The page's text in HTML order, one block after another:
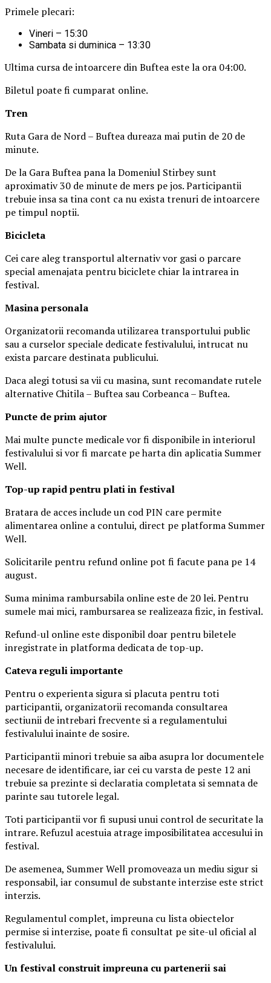
Primele plecari:
Vineri – 15:30
Sambata si duminica – 13:30
Ultima cursa de intoarcere din Buftea este la ora 04:00.
Biletul poate fi cumparat online.
Tren
Ruta Gara de Nord – Buftea dureaza mai putin de 20 de
minute.
De la Gara Buftea pana la Domeniul Stirbey sunt
aproximativ 30 de minute de mers pe jos. Participantii
trebuie insa sa tina cont ca nu exista trenuri de intoarcere
pe timpul noptii.
Bicicleta
Cei care aleg transportul alternativ vor gasi o parcare
special amenajata pentru biciclete chiar la intrarea in
festival.
Masinapersonala
Organizatorii recomanda utilizarea transportului public
sau a curselor speciale dedicate festivalului, intrucat nu
exista parcare destinata publicului.
Daca alegi totusi sa vii cu masina, sunt recomandate rutele
alternative Chitila – Buftea sau Corbeanca – Buftea.
Puncte de prim ajutor
Mai multe puncte medicale vor fi disponibile in interiorul
festivalului si vor fi marcate pe harta din aplicatia Summer
Well.
Top-up rapid pentru plati in festival
Bratara de acces include un cod PIN care permite
alimentarea online a contului, direct pe platforma Summer
Well.
Solicitarile pentru refund online pot fi facute pana pe 14
august.
Suma minima rambursabila online este de 20 lei. Pentru
sumele mai mici, rambursarea se realizeaza fizic, in festival.
Refund-ul online este disponibil doar pentru biletele
inregistrate in platforma dedicata de top-up.
Cateva reguli importante
Pentru o experienta sigura si placuta pentru toti
participantii, organizatorii recomanda consultarea
sectiunii de intrebari frecvente si a regulamentului
festivalului inainte de sosire.
Participantii minori trebuie sa aiba asupra lor documentele
necesare de identificare, iar cei cu varsta de peste 12 ani
trebuie sa prezinte si declaratia completata si semnata de
parinte sau tutorele legal.
Toti participantii vor fi supusi unui control de securitate la
intrare. Refuzul acestuia atrage imposibilitatea accesului in
festival.
De asemenea, Summer Well promoveaza un mediu sigur si
responsabil, iar consumul de substante interzise este strict
interzis.
Regulamentul complet, impreuna cu lista obiectelor
permise si interzise, poate fi consultat pe site-ul oficial al
festivalului.
Un festival construitimpreuna cu partenerii sai